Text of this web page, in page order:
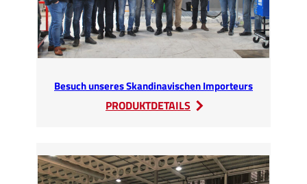
Besuch unseres Skandinavischen Importeurs
PRODUKTDETAILS
:
Skandinavischen
Importeurs